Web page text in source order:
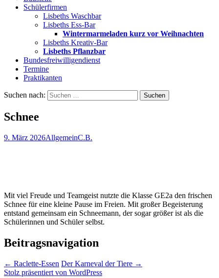
Schülerfirmen
Lisbeths Waschbar
Lisbeths Ess-Bar
Wintermarmeladen kurz vor Weihnachten
Lisbeths Kreativ-Bar
Lisbeths Pflanzbar
Bundesfreiwilligendienst
Termine
Praktikanten
Suchen nach:
Schnee
9. März 2026AllgemeinC.B.
Mit viel Freude und Teamgeist nutzte die Klasse GE2a den frischen
Schnee für eine kleine Pause im Freien. Mit großer Begeisterung
entstand gemeinsam ein Schneemann, der sogar größer ist als die
Schülerinnen und Schüler selbst.
Beitragsnavigation
← Raclette-Essen Der Karneval der Tiere →
Stolz präsentiert von WordPress